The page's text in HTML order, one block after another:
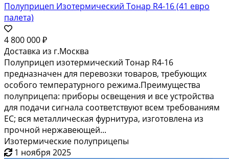
Полуприцеп Изотермический Тонар R4-16 (41 евро
палета)
4 800 000 ₽
Доставка из г.Москва
Полуприцеп изотермический Тонар R4-16
предназначен для перевозки товаров, требующих
особого температурного режима.Преимущества
полуприцепа: приборы освещения и все устройства
для подачи сигнала соответствуют всем требованиям
ЕС; вся металлическая фурнитура, изготовлена из
прочной нержавеющей...
Изотермические полуприцепы
1 ноября 2025